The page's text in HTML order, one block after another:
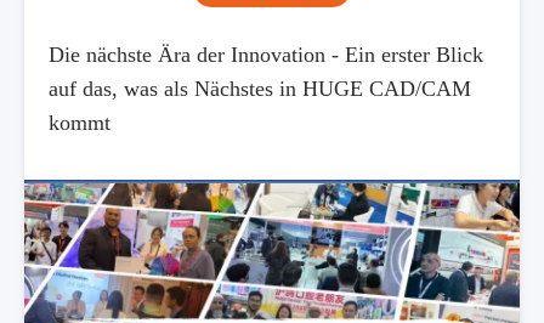
Die nächste Ära der Innovation - Ein erster Blick
auf das, was als Nächstes in HUGE CAD/CAM
kommt